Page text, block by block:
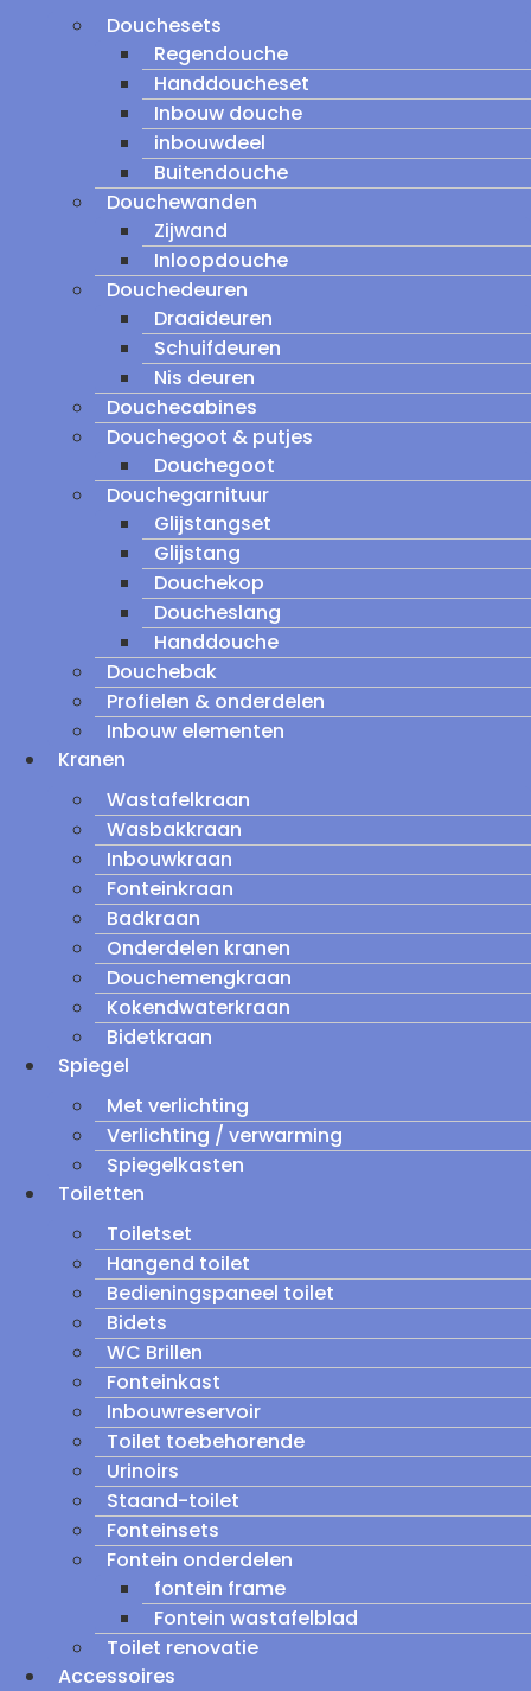
Douchesets
Regendouche
Handdoucheset
Inbouw douche
inbouwdeel
Buitendouche
Douchewanden
Zijwand
Inloopdouche
Douchedeuren
Draaideuren
Schuifdeuren
Nis deuren
Douchecabines
Douchegoot & putjes
Douchegoot
Douchegarnituur
Glijstangset
Glijstang
Douchekop
Doucheslang
Handdouche
Douchebak
Profielen & onderdelen
Inbouw elementen
Kranen
Wastafelkraan
Wasbakkraan
Inbouwkraan
Fonteinkraan
Badkraan
Onderdelen kranen
Douchemengkraan
Kokendwaterkraan
Bidetkraan
Spiegel
Met verlichting
Verlichting / verwarming
Spiegelkasten
Toiletten
Toiletset
Hangend toilet
Bedieningspaneel toilet
Bidets
WC Brillen
Fonteinkast
Inbouwreservoir
Toilet toebehorende
Urinoirs
Staand-toilet
Fonteinsets
Fontein onderdelen
fontein frame
Fontein wastafelblad
Toilet renovatie
Accessoires